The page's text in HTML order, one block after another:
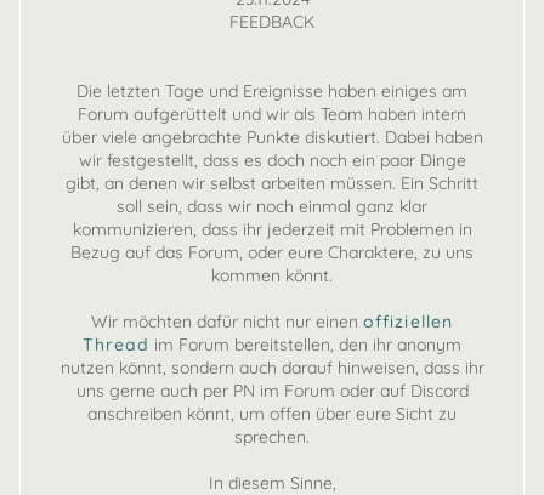
FEEDBACK
Die letzten Tage und Ereignisse haben einiges am
Forum aufgerüttelt und wir als Team haben intern
über viele angebrachte Punkte diskutiert. Dabei haben
wir festgestellt, dass es doch noch ein paar Dinge
gibt, an denen wir selbst arbeiten müssen. Ein Schritt
soll sein, dass wir noch einmal ganz klar
kommunizieren, dass ihr jederzeit mit Problemen in
Bezug auf das Forum, oder eure Charaktere, zu uns
kommen könnt.
Wir möchten dafür nicht nur einenoffiziellen
Thread im Forum bereitstellen, den ihr anonym
nutzen könnt, sondern auch darauf hinweisen, dass ihr
uns gerne auch per PN im Forum oder auf Discord
anschreiben könnt, um offen über eure Sicht zu
sprechen.
In diesem Sinne,